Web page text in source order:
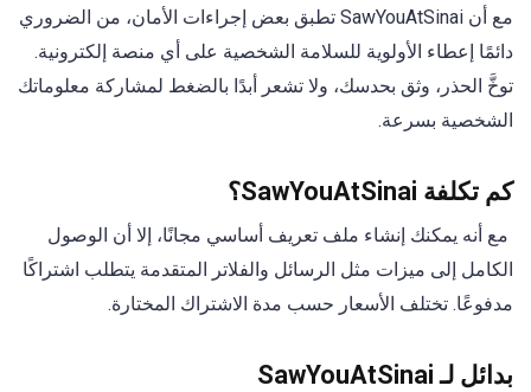
مع أن SawYouAtSinai تطبق بعض إجراءات الأمان، من الضروري
دائمًا إعطاء الأولوية للسلامة الشخصية على أي منصة إلكترونية.
توخَّ الحذر، وثق بحدسك، ولا تشعر أبدًا بالضغط لمشاركة معلوماتك
الشخصية بسرعة.
كم تكلفة SawYouAtSinai؟
مع أنه يمكنك إنشاء ملف تعريف أساسي مجانًا، إلا أن الوصول
الكامل إلى ميزات مثل الرسائل والفلاتر المتقدمة يتطلب اشتراكًا
مدفوعًا. تختلف الأسعار حسب مدة الاشتراك المختارة.
بدائل لـ SawYouAtSinai